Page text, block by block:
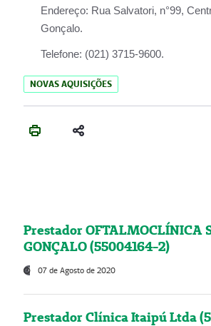
Endereço: Rua Salvatori, n°99,
Gonçalo.
Telefone: (021) 3715-9600.
NOVAS AQUISIÇÕES
Prestador OFTALMOCLÍNICA
GONÇALO (55004164-2)
07 de Agosto de 2020
Prestador Clínica Itaipú Ltda